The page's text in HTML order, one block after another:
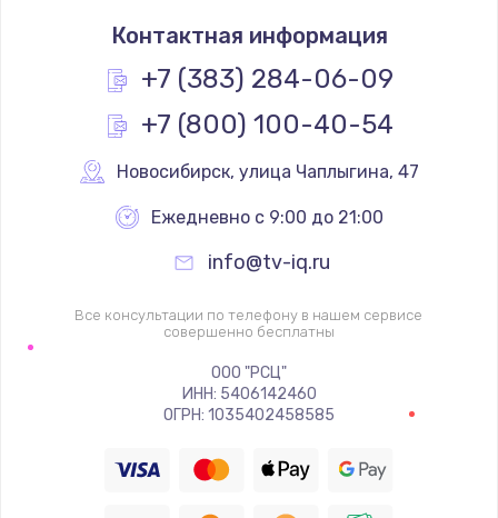
Помехи и искажение звука
Заказать
1400 руб.
Заказать
Восстановление цепи питания, пайка
880 руб.
Контактная информация
+7 (383) 284-06-09
+7 (800) 100-40-54
Новосибирск, улица Чаплыгина, 47
Ежедневно с 9:00 до 21:00
info@tv-iq.ru
Все консультации по телефону в нашем сервисе
совершенно бесплатны
ООО "РСЦ"
ИНН: 5406142460
ОГРН: 1035402458585